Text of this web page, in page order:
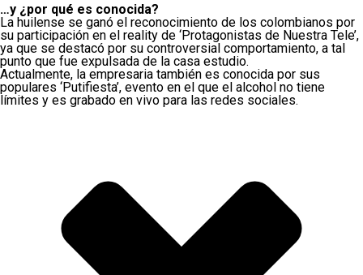
…y ¿por qué es conocida?
La huilense se ganó el reconocimiento de los colombianos por
su participación en el reality de ‘Protagonistas de Nuestra Tele’,
ya que se destacó por su controversial comportamiento, a tal
punto que fue expulsada de la casa estudio.
Actualmente, la empresaria también es conocida por sus
populares ‘Putifiesta’, evento en el que el alcohol no tiene
límites y es grabado en vivo para las redes sociales.